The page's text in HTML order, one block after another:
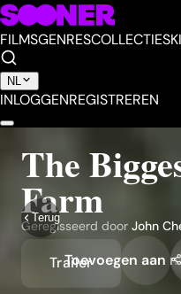
FILMSGENRESCOLLECTIES
NL
INLOGGENREGISTREREN
Terug
The
Farm
Geregisseerd door John
Trailer
Toevoegen aan